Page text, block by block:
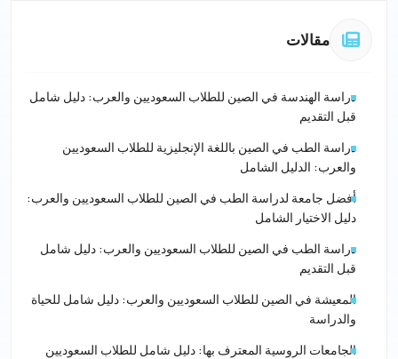
مقالات
دراسة الهندسة في الصين للطلاب السعوديين والعرب: دليل شامل
قبل التقديم
دراسة الطب في الصين باللغة الإنجليزية للطلاب السعوديين
والعرب: الدليل الشامل
أفضل جامعة لدراسة الطب في الصين للطلاب السعوديين والعرب:
دليل الاختيار الشامل
دراسة الطب في الصين للطلاب السعوديين والعرب: دليل شامل
قبل التقديم
المعيشة في الصين للطلاب السعوديين والعرب: دليل شامل للحياة
والدراسة
الجامعات الروسية المعترف بها: دليل شامل للطلاب السعوديين